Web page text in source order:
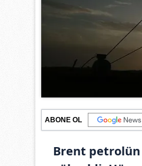
ABONE OL
Brent petrolün